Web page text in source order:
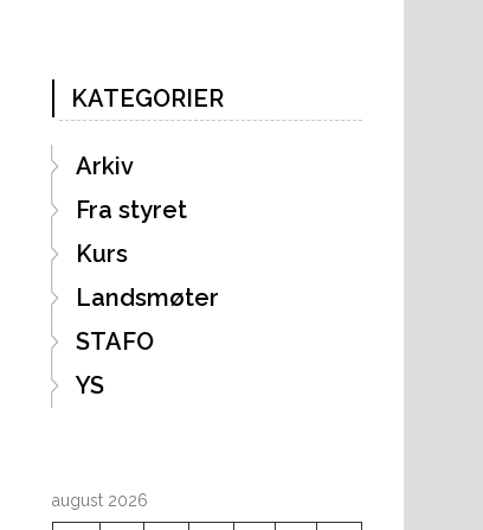
KATEGORIER
Arkiv
Fra styret
Kurs
Landsmøter
STAFO
YS
august 2026